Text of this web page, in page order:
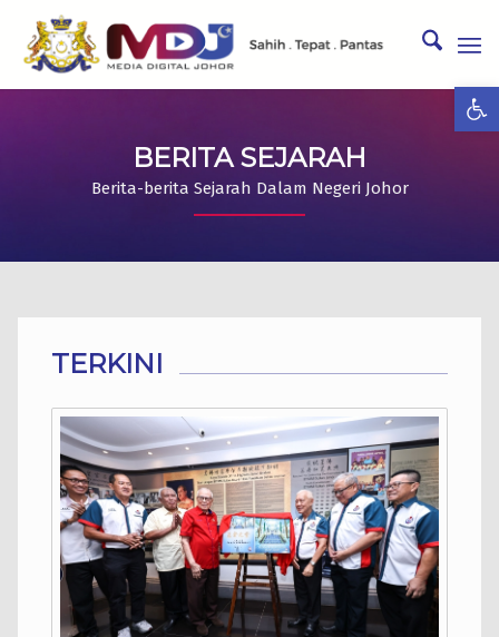
BERITA SEJARAH
Berita-berita Sejarah Dalam Negeri Johor
TERKINI